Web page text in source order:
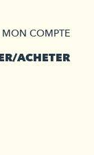
MON COMPTE
ACHETER